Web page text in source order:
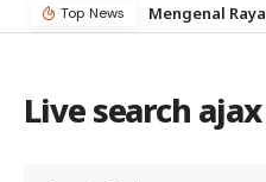
Top News
Live search ajax